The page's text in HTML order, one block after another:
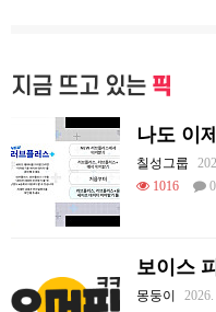
지금 뜨고 있는 픽
나도 이
칠성그룹
1016
0
몽둥이